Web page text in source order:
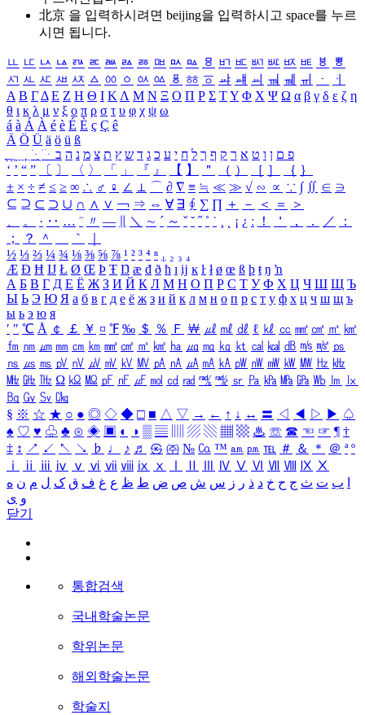
北京 을 입력하시려면 beijing을 입력하시고 space를 누르
시면 됩니다.
ㅥ ㅦ ㅧ ㅨ ㅩ ㅪ ㅫ ㅬ ㅭ ㅮ ㅯ ㅰ ㅱ ㅲ ㅳ ㅴ ㅵ ㅶ ㅷ ㅸ
ㅹ
ㅺ ㅻ ㅼ ㅽ ㅾ ㅿ ㆀ ㆁ ㆂ ㆃ ㆄ ㆅ ㆆ ㆇ ㆈ ㆉ ㆊ ㆋ ㆌ ㆍ
ㆎ
Α Β ΓΔ Ε Ζ Η Θ Ι ΚΛ Μ Ν Ξ Ο Π Ρ Σ ΤΥ Φ Χ Ψ Ω α β γ δ ε ζ η
θ ι κ λ μ ν ξ ο π ρ σ τ υ φ χ ψ ω
á à Á À é è É È ç Ç ê
Ä Ö Ü ä ö ü ß
ִֶֹ ֻּ ׁׂ פ ם ן ו ט א ר ק ף ך ל ח י ע כ ג ד ש ץ ת צ מ נ ה ב
‘ ’ “ ” 〔 〕 〈 〉 「 」 『 』 【 】 ＂ （ ） ［ ］ ｛ ｝
± × ÷ ≠ ≤ ≥ ∞ ∴ ♂ ♀ ∠ ⊥ ⌒ ∂ ∇ ≡ ≒ ≪ ≫ √ ∽ ∝ ∵ ∫ ∬ ∈ ∋
⊆ ⊇ ⊂ ⊃ ∪ ∩ ∧ ∨ ￢ ⇒ ⇔ ∀ ∃ ∮ ∑ ∏ ＋ － ＜ ＝
＞
、
。 · ‥ … ¨ 〃 ― ＼ ∼ ´ ～ ˇ ˘ ˝ ˚ ˙ ¸ ¡ ¿ ː ！ ＇ ， ． ／
：
；
？ ＾ ｀
½ ⅓ ⅔ ¼ ¾ ⅛ ⅜ ⅝ ⅞ ¹ ² ³ ⁴ ⁿ ₁ ₂ ₃ ₄
Æ Ð Ħ Ĳ Ł Ø Œ Þ Ŧ Ŋ æ đ ð ħ ı ĳ ĸ ŀ ł ø œ ß þ ŧ ŋ ŉ
А Б В Г Д Е Ё Ж З И Й К Л М Н О П Р С Т У Ф Х Ц Ч Ш Щ Ъ
Ы Ь Э Ю Я а б в г д е ё ж з и й к л м н о п р с т у ф х ц ч ш щ ъ
ы ь э ю я
′ ″ ℃ Å ￠ ￡ ￥ ¤ ℉ ‰ ＄ ％ Ｆ ￦ ㎕ ㎖ ㎗ ℓ ㎘ ㏄ ㎣ ㎤ ㎥ ㎦
㎙ ㎚ ㎛ ㎜ ㎝ ㎞ ㎟ ㎠ ㎡ ㎢ ㏊ ㎍ ㎎ ㎏ ㏏ ㎈ ㎉ ㏈ ㎧ ㎨ ㎰
㎱ ㎲ ㎳ ㎴ ㎵ ㎶ ㎷ ㎸ ㎹ ㎀ ㎁ ㎂ ㎃ ㎄ ㎺ ㎻ ㎽ ㎾ ㎿ ㎐ ㎑
㎒ ㎓ ㎔ Ω ㏀ ㏁ ㎊ ㎋ ㎌ ㏖ ㏅ ㎭ ㎮ ㎯ ㏛ ㎩ ㎪ ㎫ ㎬ ㏝ ㏐
㏓
㏃ ㏉ ㏜ ㏆
§ ※ ☆ ★ ○ ● ◎ ◇ ◆ □ ■ △ ▽ → ← ↑ ↓ ↔ 〓 ◁ ◀ ▷ ▶ ♤
♠ ♡ ♥ ♧ ♣ ⊙ ◈ ▣ ◐ ◑ ▒ ▤ ▨ ▧ ▦ ▩ ♨ ☏ ☎ ☜ ☞ ¶ †
‡ ↕ ↗ ↙ ↖ ↘ ♭ ♩ ♪ ♬ ㉿ ㈜ № ㏇ ™ ㏂ ㏘ ℡ ＃ ＆ ＊ ＠ ª º
ⅰ
ⅱ ⅲ ⅳ ⅴ ⅵ ⅶ ⅷ ⅸ ⅹ Ⅳ Ⅴ Ⅵ Ⅶ Ⅷ Ⅸ Ⅹ
ب ت ث ج ح خ د ذ ر ز س ش ص ض ط ظ ع غ ف ق ک ل م ن ه
و ی
닫기
통합검색
국내학술논문
학위논문
해외학술논문
학술지